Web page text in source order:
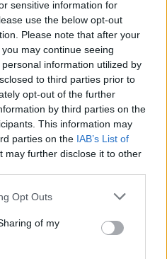
sensitive information for
use the below opt-out
Please note that after your
may continue seeing
information utilized by
to third parties prior to
opt-out of the further
by third parties on the
This information may
parties on the IAB’s List of
may further disclose it to other
uses one or more Google
behaviour. You may click to
and its third-party tags to
purposes in below Google
Opt Outs
of my